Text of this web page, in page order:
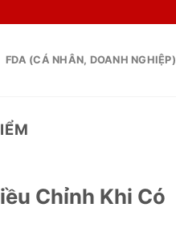
FDA (CÁ NHÂN, DOANH NGHIỆP)
Chỉnh Khi Có